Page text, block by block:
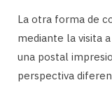
La otra forma de
mediante la visita
una postal
perspectiva